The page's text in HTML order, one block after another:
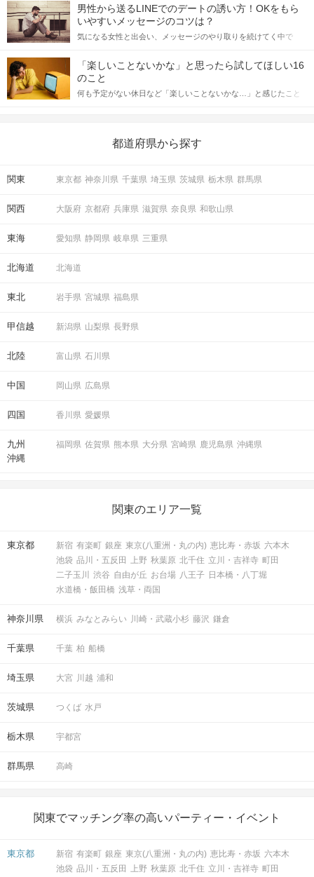
てアプローチできるかにも左右されます。 これから恋人作りを本
格的に始めようとしている方は、女性が異性を求めて出すサイン
をしっかりと理解し、正しい行動に移せるかどうかが重要。 この
記事では、女性が話しかけて欲しい時に出すサインとその心理を
合にどのような行動に繋げるべきかをご紹介していきます。
男性から送るLINEでのデートの誘い方！OKをもら
いやすいメッセージのコツは？
気になる女性と出会い、メッセージのやり取りを続けてく中で
しかし、中には「どう誘ったらいいの？」とお困りの男性もいら
っしゃるのではないでしょうか。 そこで今回は、男性から女性へ
送るLINEでのデートの誘い方のコツをご紹介します。例文も混じ
えながら解説するので、ぜひ参考にしてください。
「楽しいことないかな」と思ったら試してほしい16
のこと
何も予定がない休日など「楽しいことないかな…」と感じたこと
の楽しいことアイデアを集めました♪ いままさに楽しいことを探し
都道府県から探す
関東 東京都 神奈川県 千葉県 埼玉県 茨城県 栃木県 群馬県
関西 大阪府 京都府 兵庫県 滋賀県 奈良県 和歌山県
東海 愛知県 静岡県 岐阜県 三重県
北海道 北海道
東北 岩手県 宮城県 福島県
甲信越 新潟県 山梨県 長野県
北陸 富山県 石川県
中国 岡山県 広島県
四国 香川県 愛媛県
九州
沖縄
福岡県 佐賀県 熊本県 大分県 宮崎県 鹿児島県 沖縄県
関東のエリア一覧
東京都 新宿 有楽町 銀座 東京(八重洲・丸の内) 恵比寿・赤坂 六本木
池袋 品川・五反田 上野 秋葉原 北千住 立川・吉祥寺 町田
二子玉川
渋谷 自由が丘 お台場 八王子 日本橋・八丁堀
水道橋・飯田橋 浅草・両国
神奈川県 横浜 みなとみらい 川崎・武蔵小杉 藤沢 鎌倉
千葉県 千葉 柏 船橋
埼玉県 大宮 川越 浦和
茨城県 つくば 水戸
栃木県 宇都宮
群馬県 高崎
関東でマッチング率の高いパーティー・イベント
東京都 新宿 有楽町 銀座 東京(八重洲・丸の内) 恵比寿・赤坂 六本木
池袋 品川・五反田 上野 秋葉原 北千住 立川・吉祥寺 町田